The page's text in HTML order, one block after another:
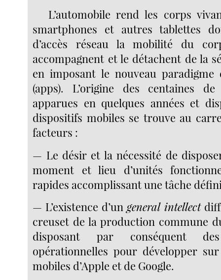
L’automobile rend les corps
smartphones et autres tablettes
d’accès réseau la mobilité du
accompagnent et le détachent de la
en imposant le nouveau paradigme
(apps). L’origine des centaines
apparues en quelques années et
dispositifs mobiles se trouve au
facteurs :
— Le désir et la nécessité de
moment et lieu d’unités
rapides accomplissant une tâche
— L’existence d’un general intellect
creuset de la production commune
disposant par conséquent des
opérationnelles pour développer
mobiles d’Apple et de Google.